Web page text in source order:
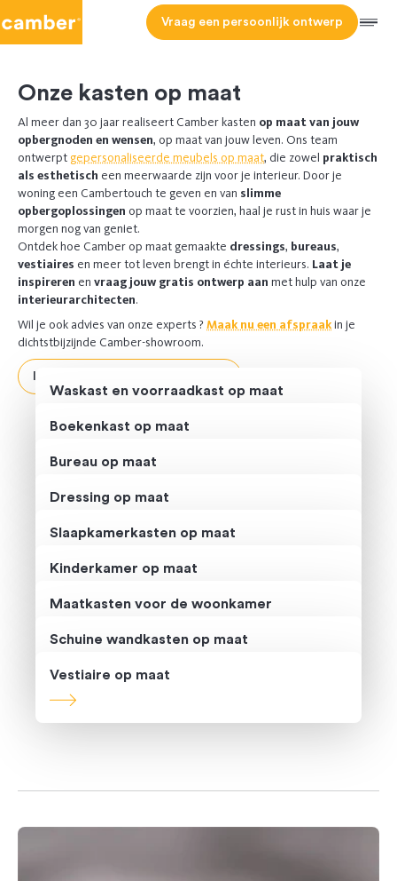
Vraag een persoonlijk ontwerp Menu
HOMEPAGE
KASTEN
MAAT
Onze kasten op maat
Al meer dan 30 jaar realiseert Camber kasten op maat van jouw
opbergnoden en wensen, op maat van jouw leven. Ons team
ontwerptgepersonaliseerde meubels op maat, die zowel praktisch
als esthetisch een meerwaarde zijn voor je interieur. Door je
woning een Cambertouch te geven en van slimme
opbergoplossingen op maat te voorzien, haal je rust in huis waar je
morgen nog van geniet.
Ontdek hoe Camber op maat gemaakte dressings, bureaus,
vestiaires en meer tot leven brengt in échte interieurs. Laat je
inspireren en vraag jouw gratis ontwerp aan met hulp van onze
interieurarchitecten.
Wil je ook advies van onze experts ? Maak nu een afspraakin je
dichtstbijzijnde Camber-showroom.
Waskast en voorraadkast op maat
Boekenkast op maat
Bureau op maat
Dressing op maat
Slaapkamerkasten op maat
Kinderkamer op maat
Maatkasten voor de woonkamer
Schuine wandkasten op maat
Vestiaire op maat